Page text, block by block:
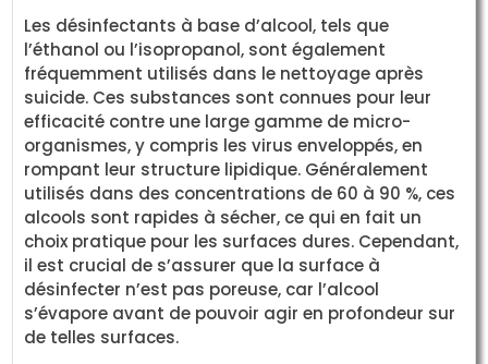
Les désinfectants à base d’alcool, tels que
l’éthanol ou l’isopropanol, sont également
fréquemment utilisés dans le nettoyage après
suicide. Ces substances sont connues pour leur
efficacité contre une large gamme de micro-
organismes, y compris les virus enveloppés, en
rompant leur structure lipidique. Généralement
utilisés dans des concentrations de 60 à 90 %, ces
alcools sont rapides à sécher, ce qui en fait un
choix pratique pour les surfaces dures. Cependant,
il est crucial de s’assurer que la surface à
désinfecter n’est pas poreuse, car l’alcool
s’évapore avant de pouvoir agir en profondeur sur
de telles surfaces.